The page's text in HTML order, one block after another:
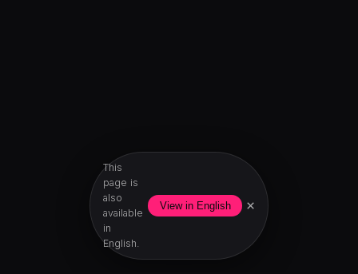
This
page is
also
available
in
English.
View in English ×